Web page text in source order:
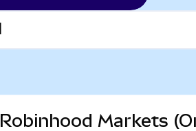
Robinhood Markets